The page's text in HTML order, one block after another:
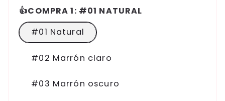
👍COMPRA 1: #01 NATURAL
#01 Natural
#02 Marrón claro
#03 Marrón oscuro